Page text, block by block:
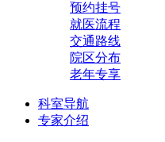
预约挂号
就医流程
交通路线
院区分布
老年专享
科室导航
专家介绍